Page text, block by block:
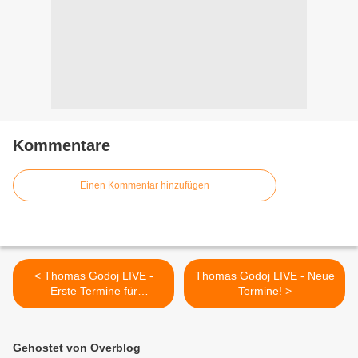
Kommentare
Einen Kommentar hinzufügen
< Thomas Godoj LIVE -
Erste Termine für
Sommergigs sind raus!
Thomas Godoj LIVE - Neue
Termine! >
Gehostet von Overblog